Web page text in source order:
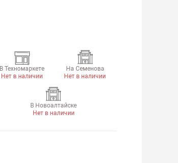
В Техномаркете
Нет в наличии
На Семенова
Нет в наличии
В Новоалтайске
Нет в наличии